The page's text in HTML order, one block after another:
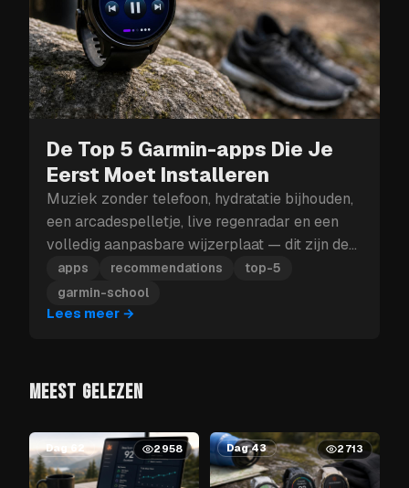
De Top 5 Garmin-apps Die Je
Eerst Moet Installeren
Muziek zonder telefoon, hydratatie bijhouden,
een arcadespelletje, live regenradar en een
volledig aanpasbare wijzerplaat — dit zijn de
vijf Garmin-apps die je eerst moet installeren.
apps recommendations
top-5
garmin-school
Lees meer →
MEEST GELEZEN
Dag 62 2958 Dag 43 2713